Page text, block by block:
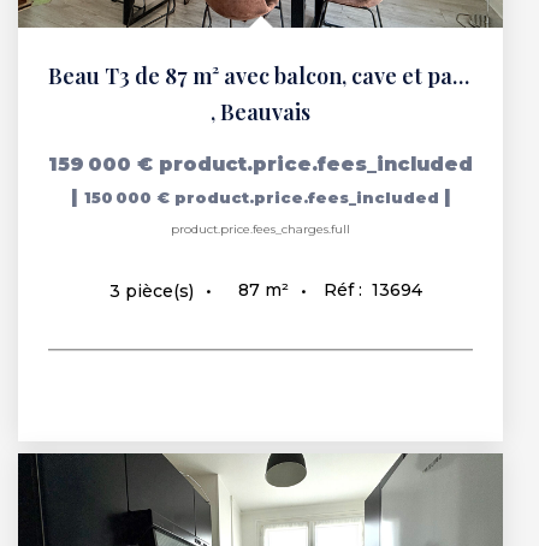
Beau T3 de 87 m² avec balcon, cave et parking ?Résidence...
,Beauvais
159 000 € product.price.fees_included
150 000 € product.price.fees_included
product.price.fees_charges.full
3 pièce(s) 87 m² Réf : 13694